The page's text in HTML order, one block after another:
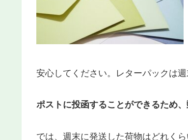
安心してください。レターパックは
ポストに投函することができるため
では、週末に発送した荷物はどれく